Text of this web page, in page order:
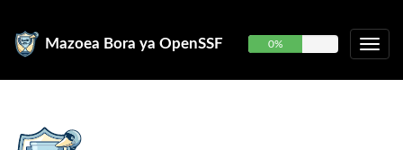
Mazoea Bora ya OpenSSF 0%